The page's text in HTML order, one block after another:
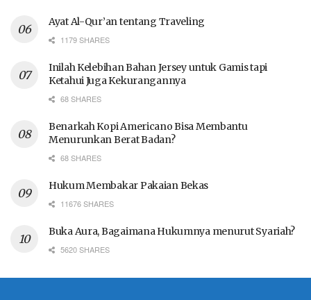
Ayat Al-Qur’an tentang Traveling
1179 SHARES
Inilah Kelebihan Bahan Jersey untuk Gamis tapi
Ketahui Juga Kekurangannya
68 SHARES
Benarkah Kopi Americano Bisa Membantu
Menurunkan Berat Badan?
68 SHARES
Hukum Membakar Pakaian Bekas
11676 SHARES
Buka Aura, Bagaimana Hukumnya menurut Syariah?
5620 SHARES